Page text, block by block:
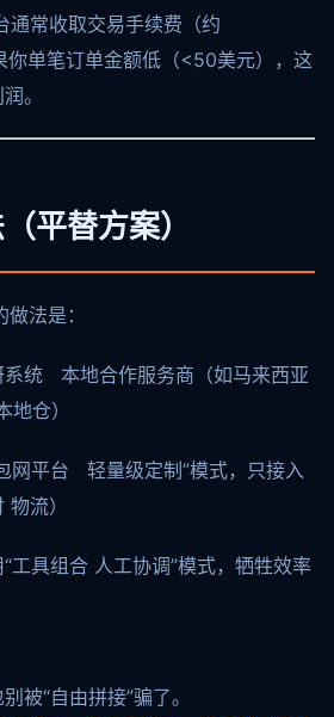
通常收取交易手续费（约
你单笔订单金额低（<50美元），这
。
平替方案）
法是：
系统 本地合作服务商（如马来西亚
仓）
网平台 轻量级定制”模式，只接入
流）
工具组合 人工协调”模式，牺牲效率
被“自由拼接”骗了。